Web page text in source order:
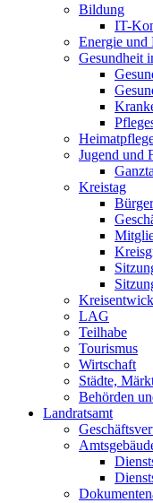
Bildung
IT-
Energie und
Gesundheit
Jugend und
Kreistag
LAG
Teilhabe
Tourismus
Wirtschaft
Städte,
Behörden
Landratsamt